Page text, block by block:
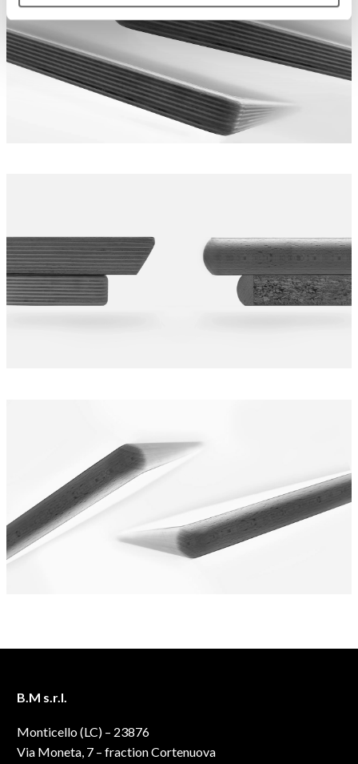
B.M s.r.l.
Monticello (LC) – 23876
Via Moneta, 7 – fraction Cortenuova